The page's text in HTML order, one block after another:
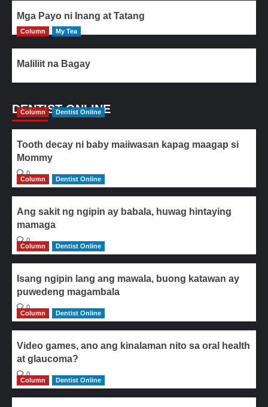
Mga Payo ni Inang at Tatang
Column My Tea
Maliliit na Bagay
DENTIST ONLINE
Column Dentist Online
Tooth decay ni baby maiiwasan kapag maagap si
Mommy
0
Column
Dentist Online
Ang sakit ng ngipin ay babala, huwag hintaying
mamaga
0
Column
Dentist Online
Isang ngipin lang ang mawala, buong katawan ay
puwedeng magambala
0
Column
Dentist Online
Video games, ano ang kinalaman nito sa oral health
at glaucoma?
0
Column
Dentist Online